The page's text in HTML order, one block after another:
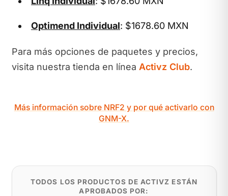
Optimend Individual: $1678.60 MXN
Para más opciones de paquetes y precios,
visita nuestra tienda en línea Activz Club.
Más información sobre NRF2 y por qué activarlo con
GNM-X.
TODOS LOS PRODUCTOS DE ACTIVZ ESTÁN
APROBADOS POR: